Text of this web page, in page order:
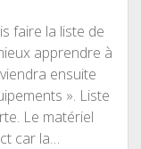
faire la liste de
apprendre à
ensuite
». Liste
Le matériel
car la…